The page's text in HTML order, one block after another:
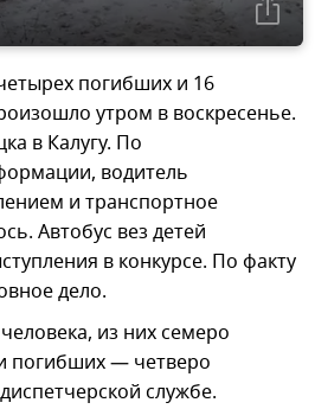
погибших и 16
утром в воскресенье.
в Калугу. По
водитель
и транспортное
Автобус вез детей
в конкурсе. По факту
дело.
из них семеро
погибших — четверо
службе.